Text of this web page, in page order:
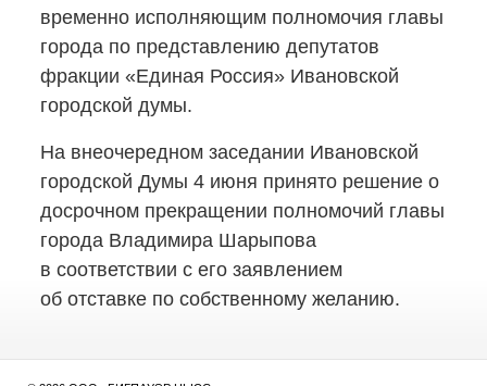
временно исполняющим полномочия главы
города по представлению депутатов
фракции «Единая Россия» Ивановской
городской думы.
На внеочередном заседании Ивановской
городской Думы 4 июня принято решение о
досрочном прекращении полномочий главы
города Владимира Шарыпова
в соответствии с его заявлением
об отставке по собственному желанию.